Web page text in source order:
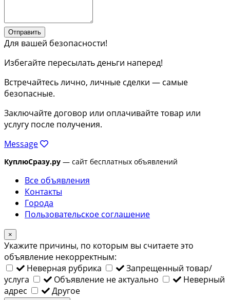
Отправить
Для вашей безопасности!
Избегайте пересылать деньги наперед!
Встречайтесь лично, личные сделки — самые
безопасные.
Заключайте договор или оплачивайте товар или
услугу после получения.
Message
КуплюСразу.ру — сайт бесплатных объявлений
Все объявления
Контакты
Города
Пользовательское соглашение
×
Укажите причины, по которым вы считаете это
объявление некорректным:
Неверная рубрика
Запрещенный товар/
услуга
Объявление не актуально
Неверный
адрес
Другое